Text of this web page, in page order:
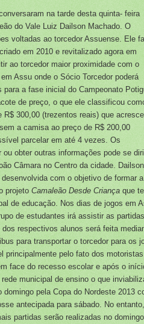
na tarde desta quinta- feira
do Vale Luiz Dailson Machado. O
voltadas ao torcedor Assuense. Ele
em 2010 e revitalizado agora em
ao torcedor maior proximidade com o
Assu onde o Sócio Torcedor poderá
a fase inicial do Campeonato
de preço, o que ele classificou
300,00 (trezentos reais) que
a camisa ao preço de R$ 200,00
parcelar em até 4 vezes. Os
obter outras informações pode se
Câmara no Centro da cidade. Dailson
com o objetivo de formar a
projeto Camaleão Desde Criança que
de educação. Nos dias de jogos em
de estudantes irá assistir as
respectivos alunos será feita
para transportar o torcedor para os
principalmente pelo fato dos
face do recesso escolar e após o
municipal de ensino o que
domingo pela Copa do Nordeste 2013
antecipada para sábado. No
partidas serão realizadas no